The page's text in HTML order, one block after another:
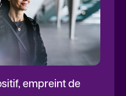
empreint de